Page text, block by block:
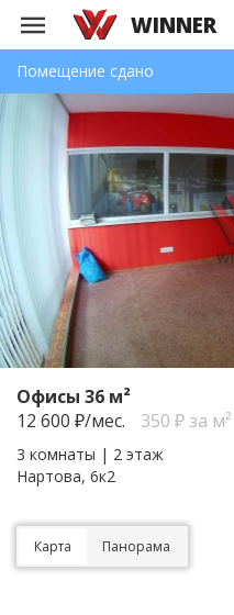
WINNER
Помещение сдано
Офисы 36 м²
12 600 ₽/мес. 350 ₽ за м²
3 комнаты | 2 этаж
Нартова, 6к2
Карта Панорама